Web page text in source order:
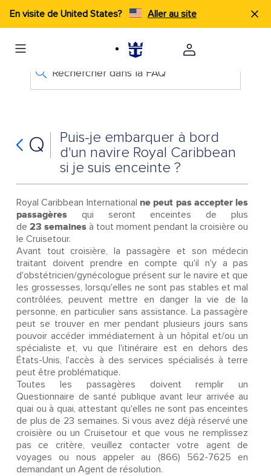
En visite de United States? Aller au site
Rechercher dans la FAQ
Q
Puis-je embarquer à bord
d'un navire Royal Caribbean
si je suis enceinte ?
Royal Caribbean International ne peut pas accepter les
passagèresqui seront enceintes de plus
de 23 semaines à tout moment pendant la croisière ou
le Cruisetour.
Avant tout croisière, la passagère et son médecin
traitant doivent prendre en compte qu'il n'y a pas
d'obstétricien/gynécologue présent sur le navire et que
les grossesses, lorsqu'elles ne sont pas stables et mal
contrôlées, peuvent mettre en danger la vie de la
personne, en particulier sans assistance. La passagère
peut se trouver en mer pendant plusieurs jours sans
pouvoir accéder immédiatement à un hôpital et/ou un
spécialiste et, vu que l'itinéraire est en dehors des
États-Unis, l'accès à des services spécialisés à terre
peut être problématique.
Toutes les passagères doivent remplir un
Questionnaire de santé publique avant leur arrivée au
quai ou à quai, attestant qu'elles ne sont pas enceintes
de plus de 23 semaines. Si vous avez déjà réservé une
croisière ou un Cruisetour et que vous ne remplissez
pas ce critère, veuillez contacter votre agent de
voyages ou nous appeler au (866) 562-7625 en
demandant un Agent de résolution.